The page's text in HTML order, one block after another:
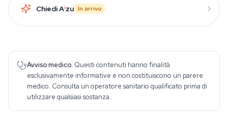
Chiedi Aizu In arrivo
Avviso medico. Questi contenuti hanno finalità
esclusivamente informative e non costituiscono un parere
medico. Consulta un operatore sanitario qualificato prima di
utilizzare qualsiasi sostanza.